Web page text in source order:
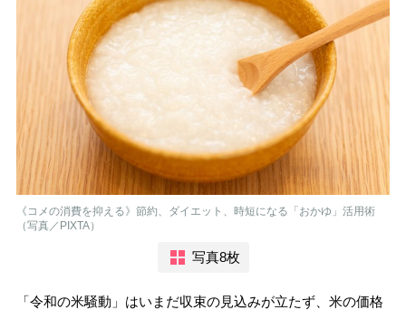
《コメの消費を抑える》節約、ダイエット、時短になる「おかゆ」活用術
（写真／PIXTA）
写真8枚
「令和の米騒動」はいまだ収束の見込みが立たず、米の価格